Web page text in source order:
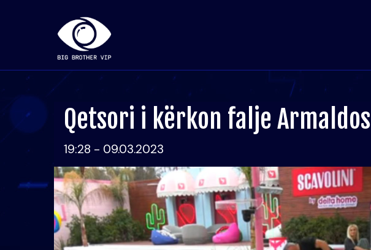
Qetsori i kërkon falje Armaldos
19:28 - 09.03.2023